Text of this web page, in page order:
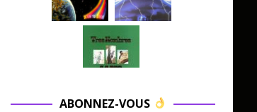
ABONNEZ-VOUS